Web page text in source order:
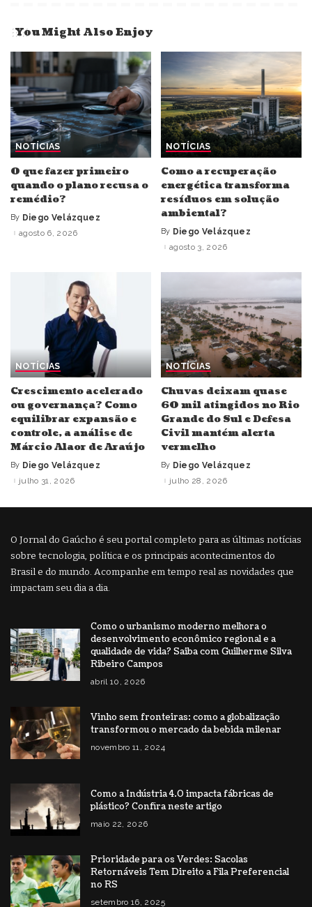
You Might Also Enjoy
NOTÍCIAS
O que fazer primeiro
quando o plano recusa o
remédio?
Posted
by
By Diego Velázquez
agosto 6, 2026
NOTÍCIAS
Como a recuperação
energética transforma
resíduos em solução
ambiental?
Posted
by
By Diego Velázquez
agosto 3, 2026
NOTÍCIAS
Crescimento acelerado
ou governança? Como
equilibrar expansão e
controle, a análise de
Márcio Alaor de Araújo
Posted
by
By Diego Velázquez
julho 31, 2026
NOTÍCIAS
Chuvas deixam quase
60 mil atingidos no Rio
Grande do Sul e Defesa
Civil mantém alerta
vermelho
Posted
by
By Diego Velázquez
julho 28, 2026
O Jornal do Gaúcho é seu portal completo para as últimas notícias
sobre tecnologia, política e os principais acontecimentos do
Brasil e do mundo. Acompanhe em tempo real as novidades que
impactam seu dia a dia.
Como o urbanismo moderno melhora o
desenvolvimento econômico regional e a
qualidade de vida? Saiba com Guilherme Silva
Ribeiro Campos
abril 10, 2026
Vinho sem fronteiras: como a globalização
transformou o mercado da bebida milenar
novembro 11, 2024
Como a Indústria 4.0 impacta fábricas de
plástico? Confira neste artigo
maio 22, 2026
Prioridade para os Verdes: Sacolas
Retornáveis Tem Direito a Fila Preferencial
no RS
setembro 16, 2025